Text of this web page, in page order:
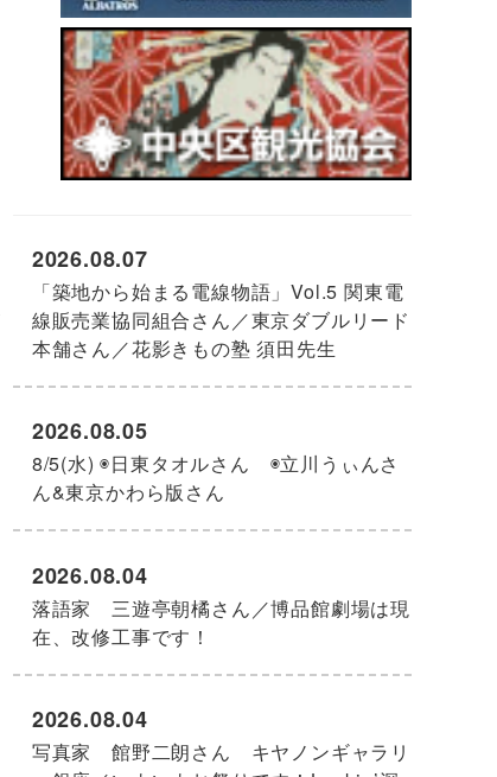
「築地から始まる電線物語」Vol.5 関東電
線販売業協同組合さん／東京ダブルリード
本舗さん／花影きもの塾 須田先生
2026.08.07
8/5(水) ◉日東タオルさん ◉立川うぃんさ
ん&東京かわら版さん
2026.08.05
落語家 三遊亭朝橘さん／博品館劇場は現
在、改修工事です！
2026.08.04
写真家 館野二朗さん キヤノンギャラリ
2026.08.04